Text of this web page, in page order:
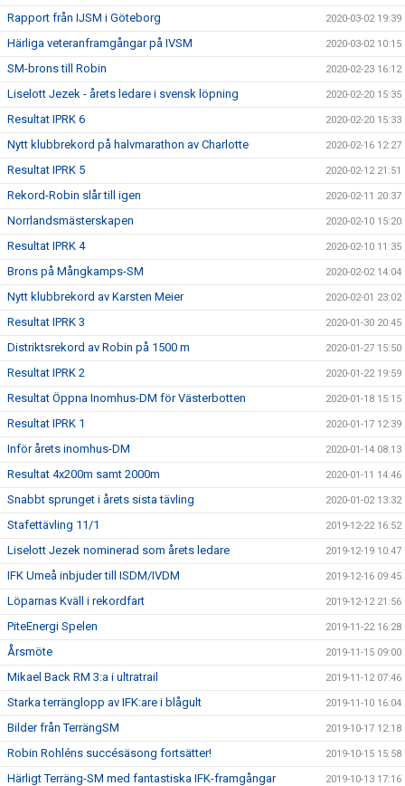
Rapport från IJSM i Göteborg 2020-03-02 19:39
Härliga veteranframgångar på IVSM 2020-03-02 10:15
SM-brons till Robin 2020-02-23 16:12
Liselott Jezek - årets ledare i svensk löpning 2020-02-20 15:35
Resultat IPRK 6 2020-02-20 15:33
Nytt klubbrekord på halvmarathon av Charlotte 2020-02-16 12:27
Resultat IPRK 5 2020-02-12 21:51
Rekord-Robin slår till igen 2020-02-11 20:37
Norrlandsmästerskapen 2020-02-10 15:20
Resultat IPRK 4 2020-02-10 11:35
Brons på Mångkamps-SM 2020-02-02 14:04
Nytt klubbrekord av Karsten Meier 2020-02-01 23:02
Resultat IPRK 3 2020-01-30 20:45
Distriktsrekord av Robin på 1500 m 2020-01-27 15:50
Resultat IPRK 2 2020-01-22 19:59
Resultat Öppna Inomhus-DM för Västerbotten 2020-01-18 15:15
Resultat IPRK 1 2020-01-17 12:39
Inför årets inomhus-DM 2020-01-14 08:13
Resultat 4x200m samt 2000m 2020-01-11 14:46
Snabbt sprunget i årets sista tävling 2020-01-02 13:32
Stafettävling 11/1 2019-12-22 16:52
Liselott Jezek nominerad som årets ledare 2019-12-19 10:47
IFK Umeå inbjuder till ISDM/IVDM 2019-12-16 09:45
Löparnas Kväll i rekordfart 2019-12-12 21:56
PiteEnergi Spelen 2019-11-22 16:28
Årsmöte 2019-11-15 09:00
Mikael Back RM 3:a i ultratrail 2019-11-12 07:46
Starka terränglopp av IFK:are i blågult 2019-11-10 16:04
Bilder från TerrängSM 2019-10-17 12:18
Robin Rohléns succésäsong fortsätter! 2019-10-15 15:58
Härligt Terräng-SM med fantastiska IFK-framgångar 2019-10-13 17:16